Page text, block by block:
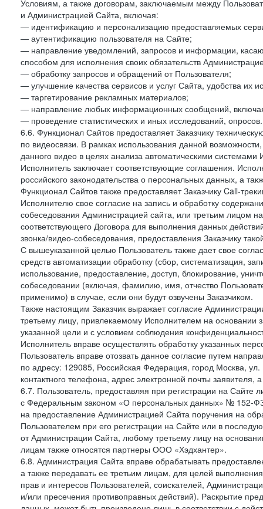
Условиям, а также договорам, заключаемым между
и Администрацией Сайта, включая:
— идентификацию и персонализацию предоставляемых
— аутентификацию пользователя на Сайте;
— направление уведомлений, запросов и информации,
способом для исполнения своих обязательств
— обработку запросов и обращений от Пользователя;
— улучшение качества сервисов и услуг Сайта, удобства их
— таргетирование рекламных материалов;
— направление любых информационных сообщений,
— проведение статистических и иных исследований, опросов.
6.6. Функционал Сайтов предоставляет Заказчику
по видеосвязи. В рамках использования данной
данного видео в целях анализа автоматическими
Исполнитель заключает соответствующие соглашения.
российского законодательства о персональных данных, а
Функционал Сайтов также предоставляет Заказчику Call-
Исполнителю свое согласие на запись и обработку
собеседования Администрацией сайта, или третьим лицом
соответствующего Договора для выполнения данных
звонка/видео-собеседования, предоставления Заказчику
С вышеуказанной целью Пользователь также дает свое
средств автоматизации обработку (сбор, систематизация,
использование, предоставление, доступ, блокирование,
собеседовании (включая, фамилию, имя, отчество
применимо) в случае, если они будут озвучены Заказчиком.
Также настоящим Заказчик выражает согласие
третьему лицу, привлекаемому Исполнителем на основании
указанной цели и с условием соблюдения
Исполнитель вправе осуществлять обработку указанных
Пользователь вправе отозвать данное согласие путем
по адресу: 129085, Российская Федерация, город Москва,
контактного телефона, адрес электронной почты
6.7. Пользователь, предоставляя при регистрации на
с Федеральным законом «О персональных данных» № 152-
на предоставление Администрацией Сайта поручения на
Пользователем при его регистрации на Сайте или в
от Администрации Сайта, любому третьему лицу на
лицам также относятся партнеры ООО «Хэдхантер».
6.8. Администрация Сайта вправе обрабатывать
а также передавать ее третьим лицам, для целей
прав и интересов Пользователей, соискателей,
и/или пресечения противоправных действий). Раскрытие